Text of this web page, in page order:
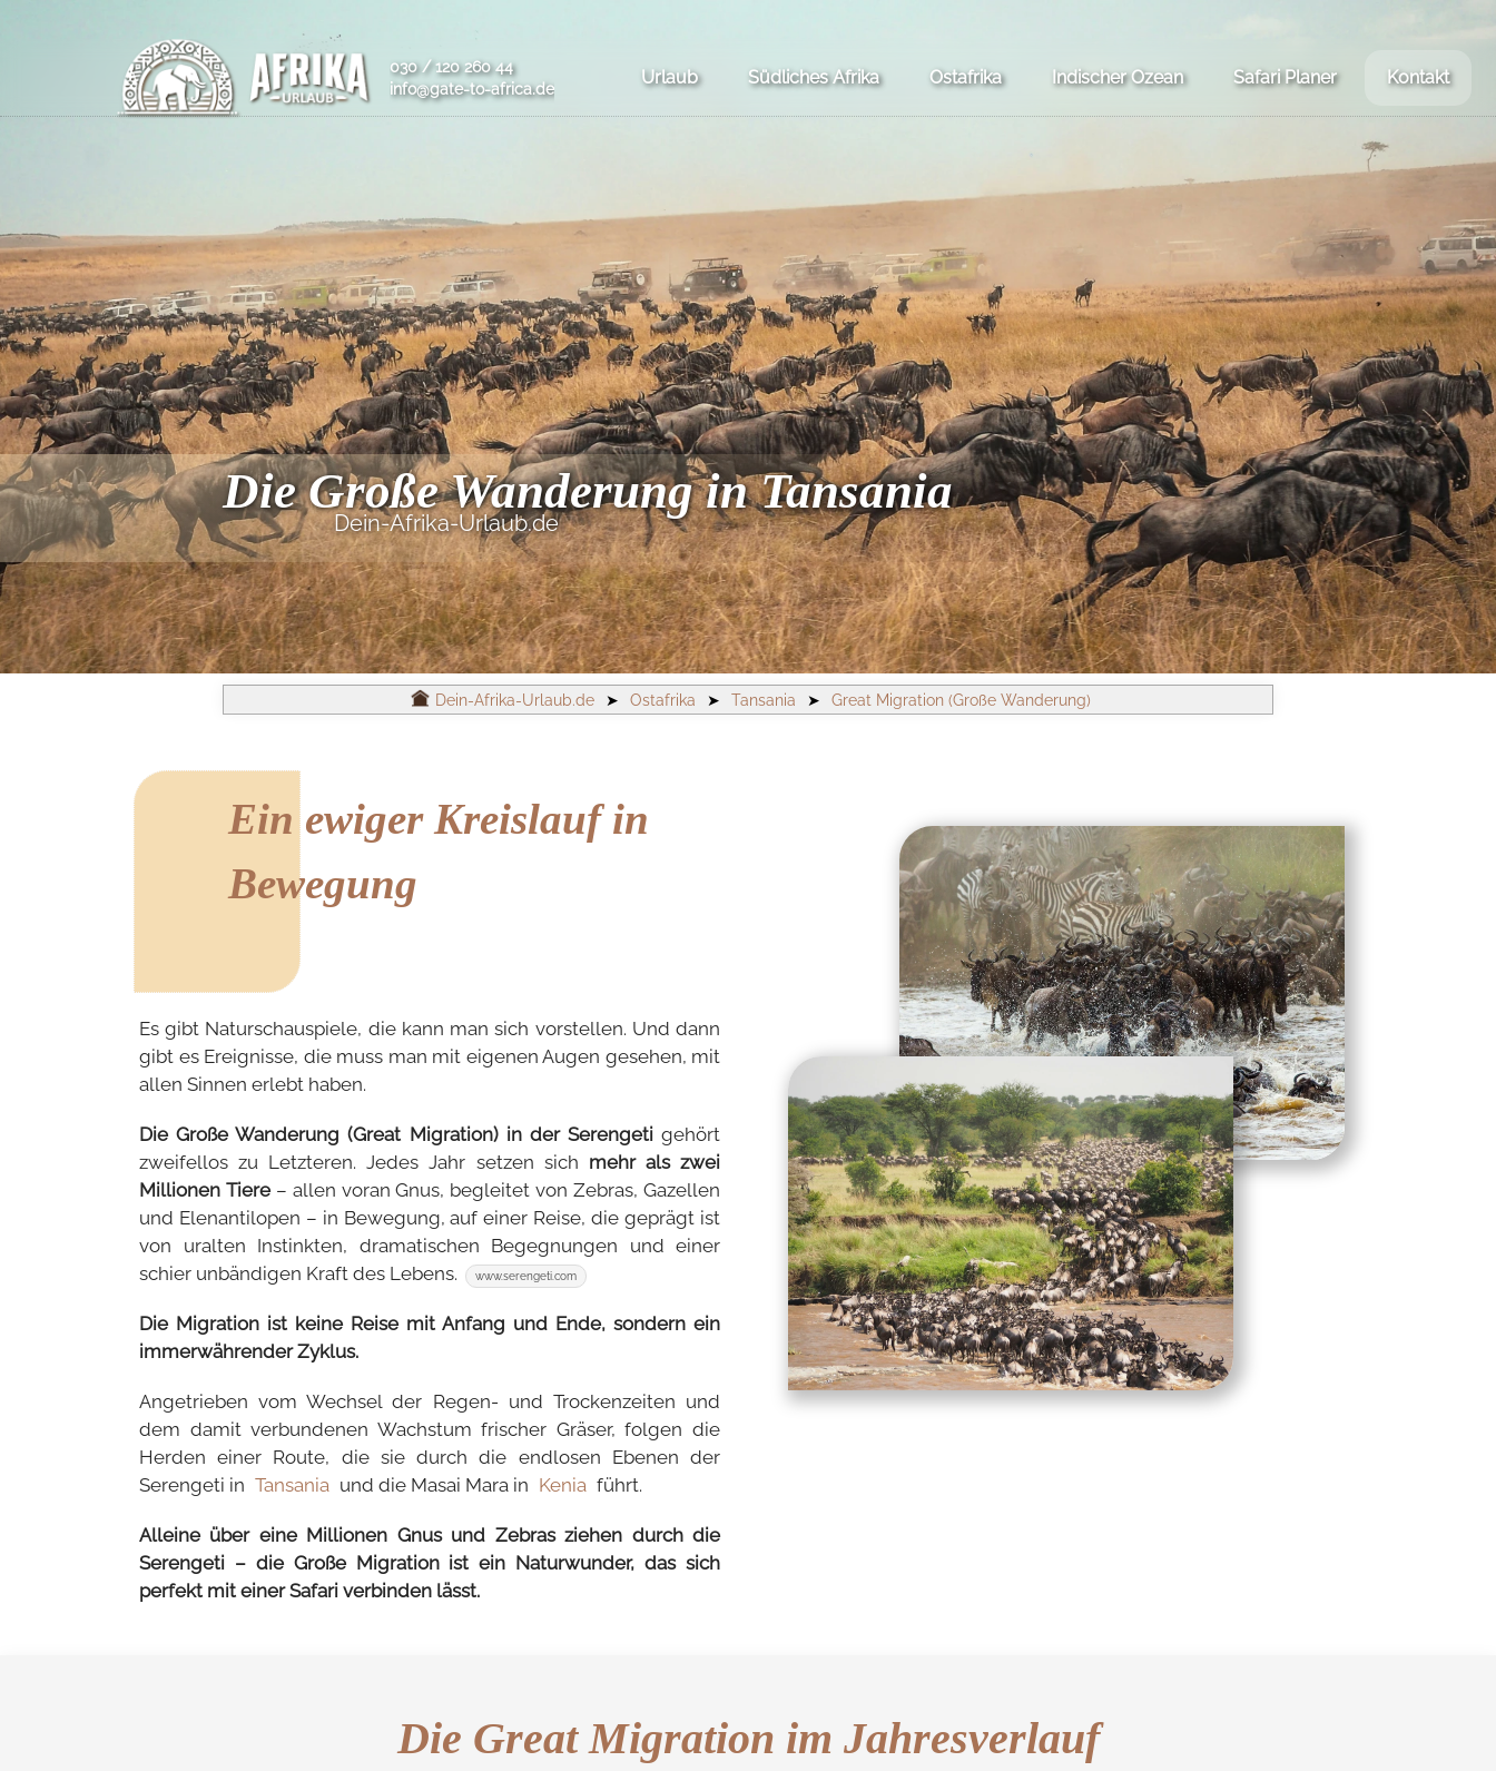
030 / 120 260 44
info@gate-to-africa.de
Urlaub Südliches Afrika Ostafrika Indischer Ozean Safari Planer Kontakt
Die Große Wanderung in Tansania
Dein-Afrika-Urlaub.de
Dein-Afrika-Urlaub.de ➤ Ostafrika ➤ Tansania ➤ Great Migration (Große Wanderung)
Ein ewiger Kreislauf in
Bewegung
Es gibt Naturschauspiele, die kann man sich vorstellen. Und dann
gibt es Ereignisse, die muss man mit eigenen Augen gesehen, mit
allen Sinnen erlebt haben.
Die Große Wanderung (Great Migration) in der Serengetigehört
zweifellos zu Letzteren. Jedes Jahr setzen sich mehr als zwei
Millionen Tiere– allen voran Gnus, begleitet von Zebras, Gazellen
und Elenantilopen – in Bewegung, auf einer Reise, die geprägt ist
von uralten Instinkten, dramatischen Begegnungen und einer
schier unbändigen Kraft des Lebens.
www.serengeti.com
Die Migration ist keine Reise mit Anfang und Ende, sondern ein
immerwährender Zyklus.
Angetrieben vom Wechsel der Regen- und Trockenzeiten und
dem damit verbundenen Wachstum frischer Gräser, folgen die
Herden einer Route, die sie durch die endlosen Ebenen der
Serengeti in Tansania und die Masai Mara in Kenia führt.
Alleine über eine Millionen Gnus und Zebras ziehen durch die
Serengeti – die Große Migration ist ein Naturwunder, das sich
perfekt mit einer Safari verbinden lässt.
Die Great Migration im Jahresverlauf